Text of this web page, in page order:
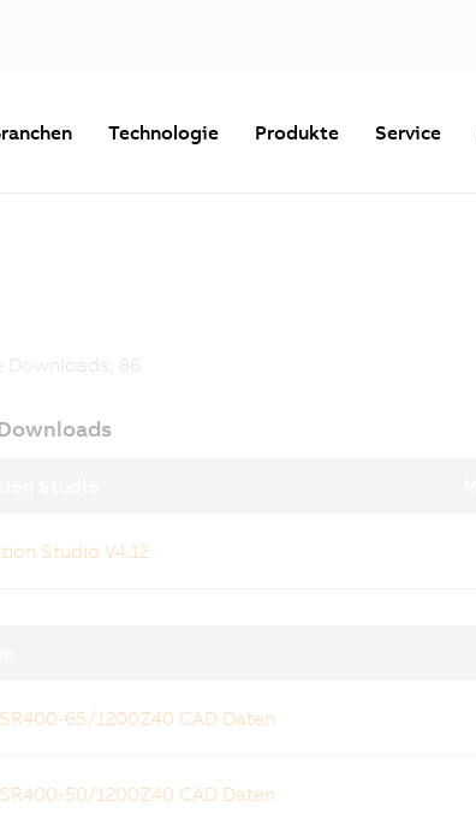
Technologie Produkte Service
Downloads: 86
Studio V4.12
65/1200Z40 CAD Daten
50/1200Z40 CAD Daten